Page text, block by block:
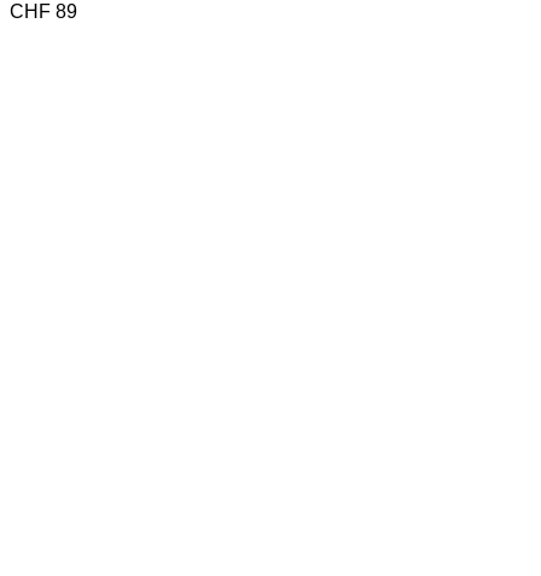
CHF 89